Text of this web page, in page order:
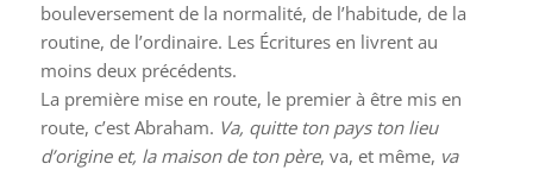
bouleversement de la normalité, de l’habitude, de la
routine, de l’ordinaire. Les Écritures en livrent au
moins deux précédents.
La première mise en route, le premier à être mis en
route, c’est Abraham. Va, quitte ton pays ton lieu
d’origine et, la maison de ton père, va, et même, va